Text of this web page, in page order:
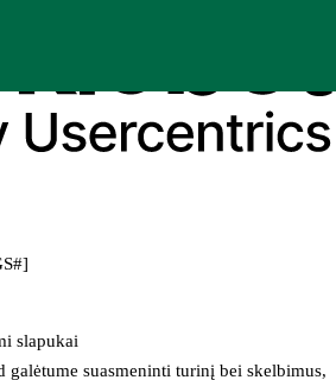
slapukai
galėtume suasmeninti turinį bei skelbimus,